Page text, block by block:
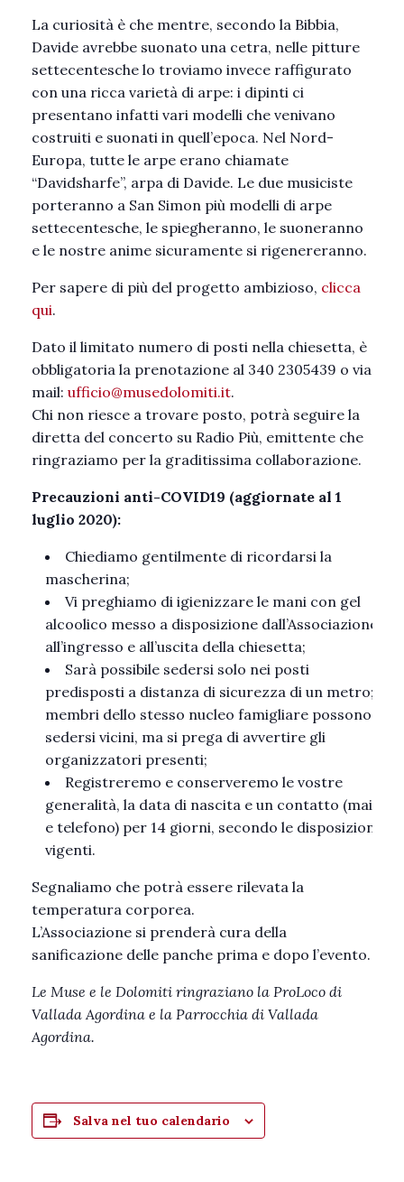
La curiosità è che mentre, secondo la Bibbia,
Davide avrebbe suonato una cetra, nelle pitture
settecentesche lo troviamo invece raffigurato
con una ricca varietà di arpe: i dipinti ci
presentano infatti vari modelli che venivano
costruiti e suonati in quell’epoca. Nel Nord-
Europa, tutte le arpe erano chiamate
“Davidsharfe”, arpa di Davide. Le due musiciste
porteranno a San Simon più modelli di arpe
settecentesche, le spiegheranno, le suoneranno
e le nostre anime sicuramente si rigenereranno.
Per sapere di più del progetto ambizioso, clicca
qui.
Dato il limitato numero di posti nella chiesetta, è
obbligatoria la prenotazione al 340 2305439 o via
mail: ufficio@musedolomiti.it.
Chi non riesce a trovare posto, potrà seguire la
diretta del concerto su Radio Più, emittente che
ringraziamo per la graditissima collaborazione.
Precauzioni anti-COVID19 (aggiornate al 1
luglio 2020):
Chiediamo gentilmente di ricordarsi la
mascherina;
Vi preghiamo di igienizzare le mani con gel
alcoolico messo a disposizione dall’Associazione
all’ingresso e all’uscita della chiesetta;
Sarà possibile sedersi solo nei posti
predisposti a distanza di sicurezza di un metro;
membri dello stesso nucleo famigliare possono
sedersi vicini, ma si prega di avvertire gli
organizzatori presenti;
Registreremo e conserveremo le vostre
generalità, la data di nascita e un contatto (mail
e telefono) per 14 giorni, secondo le disposizioni
vigenti.
Segnaliamo che potrà essere rilevata la
temperatura corporea.
L’Associazione si prenderà cura della
sanificazione delle panche prima e dopo l’evento.
Le Muse e le Dolomiti ringraziano la ProLoco di
Vallada Agordina e la Parrocchia di Vallada
Agordina.
Salva nel tuo calendario